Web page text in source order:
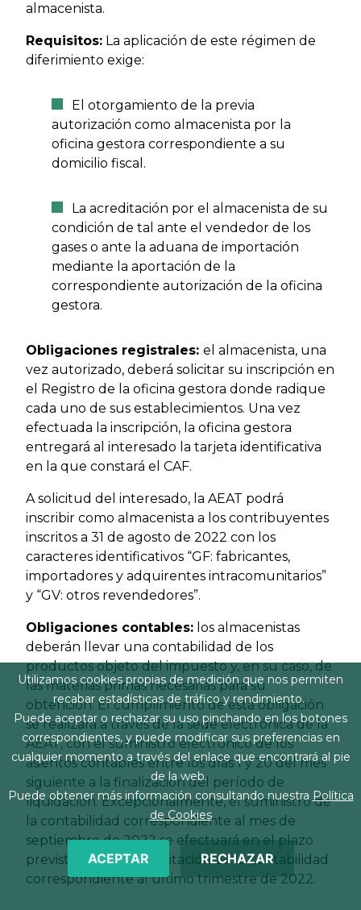
almacenista.
Requisitos: La aplicación de este régimen de
diferimiento exige:
El otorgamiento de la previa
autorización como almacenista por la
oficina gestora correspondiente a su
domicilio fiscal.
La acreditación por el almacenista de su
condición de tal ante el vendedor de los
gases o ante la aduana de importación
mediante la aportación de la
correspondiente autorización de la oficina
gestora.
Obligaciones registrales: el almacenista, una
vez autorizado, deberá solicitar su inscripción en
el Registro de la oficina gestora donde radique
cada uno de sus establecimientos. Una vez
efectuada la inscripción, la oficina gestora
entregará al interesado la tarjeta identificativa
en la que constará el CAF.
A solicitud del interesado, la AEAT podrá
inscribir como almacenista a los contribuyentes
inscritos a 31 de agosto de 2022 con los
caracteres identificativos “GF: fabricantes,
importadores y adquirentes intracomunitarios”
y “GV: otros revendedores”.
Obligaciones contables: los almacenistas
deberán llevar una contabilidad de los
productos objeto del impuesto y, en su caso, de
las materias primas necesarias para su
obtención. El cumplimiento de esta obligación
se realizará a través de la sede electrónica de la
AEAT, con el suministro electrónico de los
asientos contables entre los días 1 y 20 del mes
siguiente a la finalización del período de
liquidación. Excepcionalmente, el suministro de
la contabilidad correspondiente al mes de
septiembre de 2022 se efectuará en el plazo
previsto para la presentación de la contabilidad
correspondiente al último trimestre de 2022.
Utilizamos cookies propias de medición que nos permiten
recabar estadísticas de tráfico y rendimiento.
Puede aceptar o rechazar su uso pinchando en los botones
correspondientes, y puede modificar sus preferencias en
cualquier momento a través del enlace que encontrará al pie
de la web.
Puede obtener más información consultando nuestra Política
de Cookies
ACEPTAR RECHAZAR